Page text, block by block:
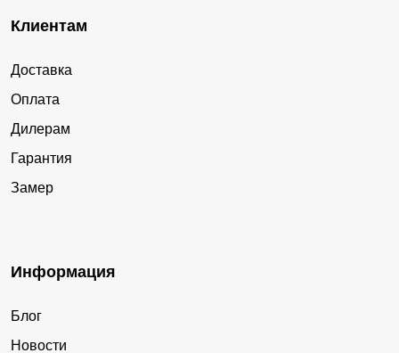
Клиентам
Доставка
Оплата
Дилерам
Гарантия
Замер
Информация
Блог
Новости